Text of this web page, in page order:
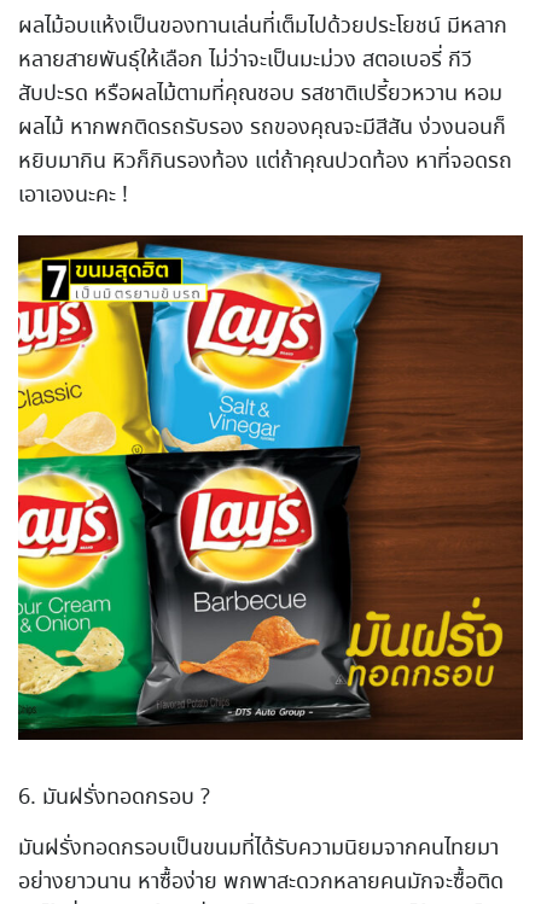
ผลไม้อบแห้งเป็นของทานเล่นที่เต็มไปด้วยประโยชน์ มีหลาก
หลายสายพันธุ์ให้เลือก ไม่ว่าจะเป็นมะม่วง สตอเบอรี่ กีวี
สับปะรด หรือผลไม้ตามที่คุณชอบ รสชาติเปรี้ยวหวาน หอม
ผลไม้ หากพกติดรถรับรอง รถของคุณจะมีสีสัน ง่วงนอนก็
หยิบมากิน หิวก็กินรองท้อง แต่ถ้าคุณปวดท้อง หาที่จอดรถ
เอาเองนะคะ !
6. มันฝรั่งทอดกรอบ ?
มันฝรั่งทอดกรอบเป็นขนมที่ได้รับความนิยมจากคนไทยมา
อย่างยาวนาน หาซื้อง่าย พกพาสะดวกหลายคนมักจะซื้อติด